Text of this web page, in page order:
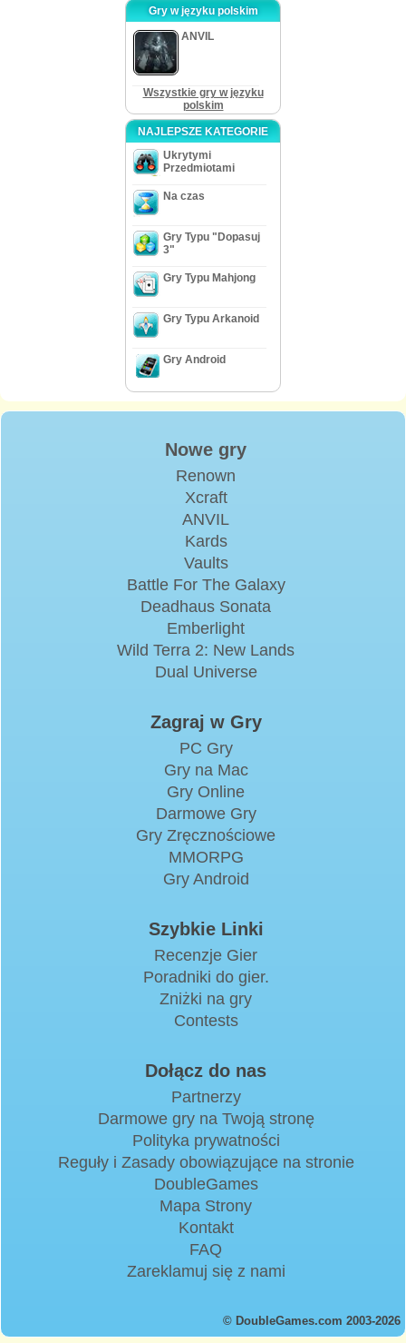
Gry w języku polskim
ANVIL
Wszystkie gry w języku
polskim
NAJLEPSZE KATEGORIE
Ukrytymi
Przedmiotami
Na czas
Gry Typu "Dopasuj
3"
Gry Typu Mahjong
Gry Typu Arkanoid
Gry Android
Nowe gry
Renown
Xcraft
ANVIL
Kards
Vaults
Battle For The Galaxy
Deadhaus Sonata
Emberlight
Wild Terra 2: New Lands
Dual Universe
Zagraj w Gry
PC Gry
Gry na Mac
Gry Online
Darmowe Gry
Gry Zręcznościowe
MMORPG
Gry Android
Szybkie Linki
Recenzje Gier
Poradniki do gier.
Zniżki na gry
Contests
Dołącz do nas
Partnerzy
Darmowe gry na Twoją stronę
Polityka prywatności
Reguły i Zasady obowiązujące na stronie
DoubleGames
Mapa Strony
Kontakt
FAQ
Zareklamuj się z nami
© DoubleGames.com 2003-2026